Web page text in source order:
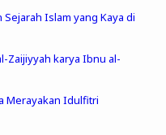
Islam yang Kaya di
Zaijiyyah karya Ibnu al-
Merayakan Idulfitri